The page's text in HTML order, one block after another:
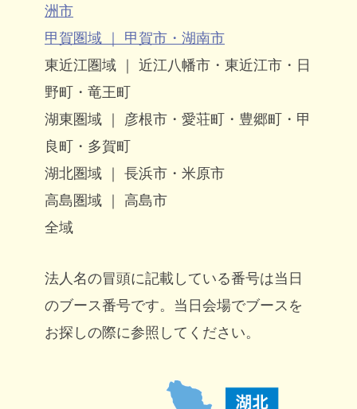
洲市
甲賀圏域 ｜ 甲賀市・湖南市
東近江圏域 ｜ 近江八幡市・東近江市・日
野町・竜王町
湖東圏域 ｜ 彦根市・愛荘町・豊郷町・甲
良町・多賀町
湖北圏域 ｜ 長浜市・米原市
高島圏域 ｜ 高島市
全域
法人名の冒頭に記載している番号は当日
のブース番号です。当日会場でブースを
お探しの際に参照してください。